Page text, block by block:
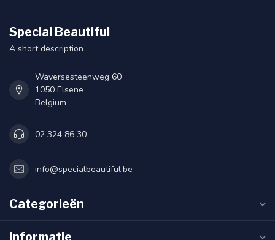
Special Beautiful
A short description
Waversesteenweg 60
1050 Elsene
Belgium
02 324 86 30
info@specialbeautiful.be
Categorieën
Informatie